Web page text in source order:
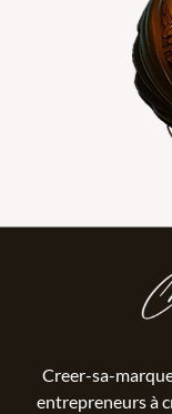
Creer-sa-
entrepreneurs à